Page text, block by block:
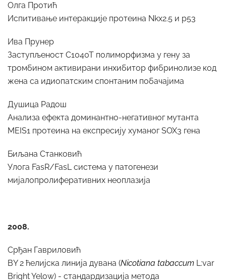
Олга Протић
Испитивање интеракције протеина Nkx2.5 и p53
Ива Прунер
Заступљеност C1040T полиморфизма у гену за
тромбином активирани инхибитор фибринолизе код
жена са идиопатским спонтаним побачајима
Душица Радош
Анализа ефекта доминантно-негативног мутанта
MEIS1 протеина на експресију хуманог SOX3 гена
Биљана Станковић
Улога FasR/FasL система у патогенези
мијалопролиферативних неоплазија
2008.
Срђан Гавриловић
BY 2 ћелијска линија дувана (Nicotiana tabaccum L:var
Bright Yelow) - стандардизација метода